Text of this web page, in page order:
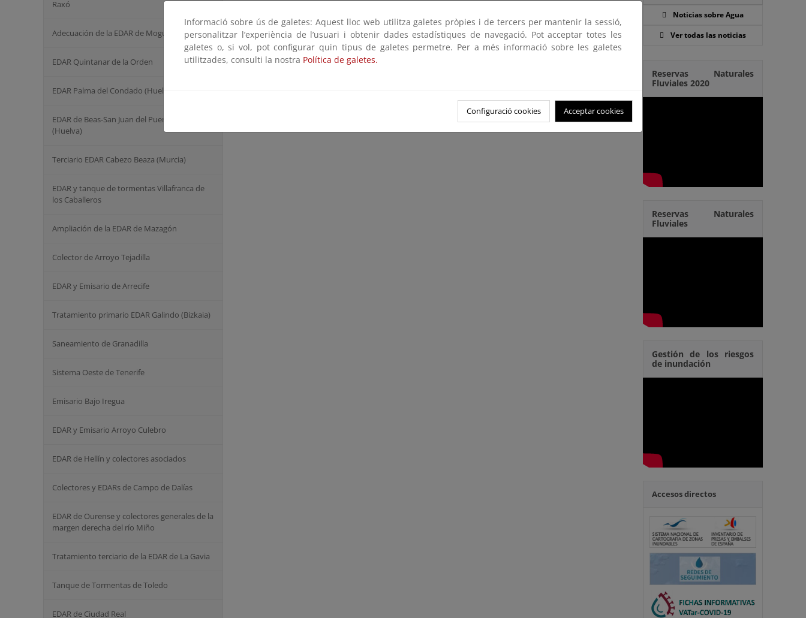
Raxó
Adecuación de la EDAR de Moguer (Huelva)
EDAR Quintanar de la Orden
EDAR Palma del Condado (Huelva)
EDAR de Beas-San Juan del Puerto -Trigueros
(Huelva)
Terciario EDAR Cabezo Beaza (Murcia)
EDAR y tanque de tormentas Villafranca de
los Caballeros
Ampliación de la EDAR de Mazagón
Colector de Arroyo Tejadilla
EDAR y Emisario de Arrecife
Tratamiento primario EDAR Galindo (Bizkaia)
Saneamiento de Granadilla
Sistema Oeste de Tenerife
Emisario Bajo Iregua
EDAR y Emisario Arroyo Culebro
EDAR de Hellín y colectores asociados
Colectores y EDARs de Campo de Dalías
EDAR de Ourense y colectores generales de la
margen derecha del río Miño
Tratamiento terciario de la EDAR de La Gavia
Tanque de Tormentas de Toledo
EDAR de Ciudad Real
Noticias sobre Agua
Ver todas las noticias
Reservas Naturales
Fluviales 2020
Reservas Naturales
Fluviales
Gestión de los riesgos
de inundación
Accesos directos
Informació sobre ús de galetes: Aquest lloc web utilitza galetes pròpies i de tercers per mantenir la sessió,
personalitzar l’experiència de l’usuari i obtenir dades estadístiques de navegació. Pot acceptar totes les
galetes o, si vol, pot configurar quin tipus de galetes permetre. Per a més informació sobre les galetes
utilitzades, consulti la nostra Política de galetes.
Configuració cookies Acceptar cookies